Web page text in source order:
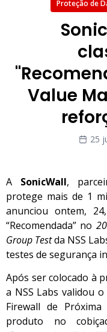
Proteção de
Value
25
A SonicWall,
protege mais de 1
anunciou ontem,
“Recomendada” no
Group Testda NSS
testes de segurança
Após ser colocado à
a NSS Labs validou
Firewall de Próxima
produto no